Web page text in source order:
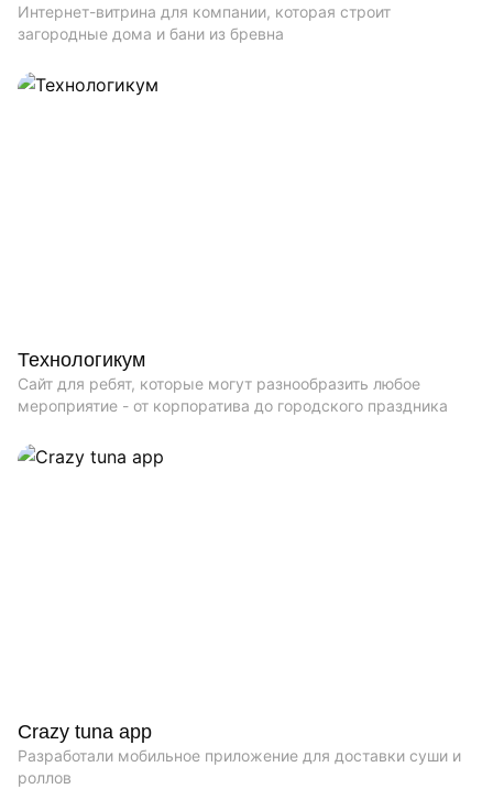
Интернет-витрина для компании, которая строит
загородные дома и бани из бревна
Технологикум
Сайт для ребят, которые могут разнообразить любое
мероприятие - от корпоратива до городского праздника
Crazy tuna app
Разработали мобильное приложение для доставки суши и
роллов